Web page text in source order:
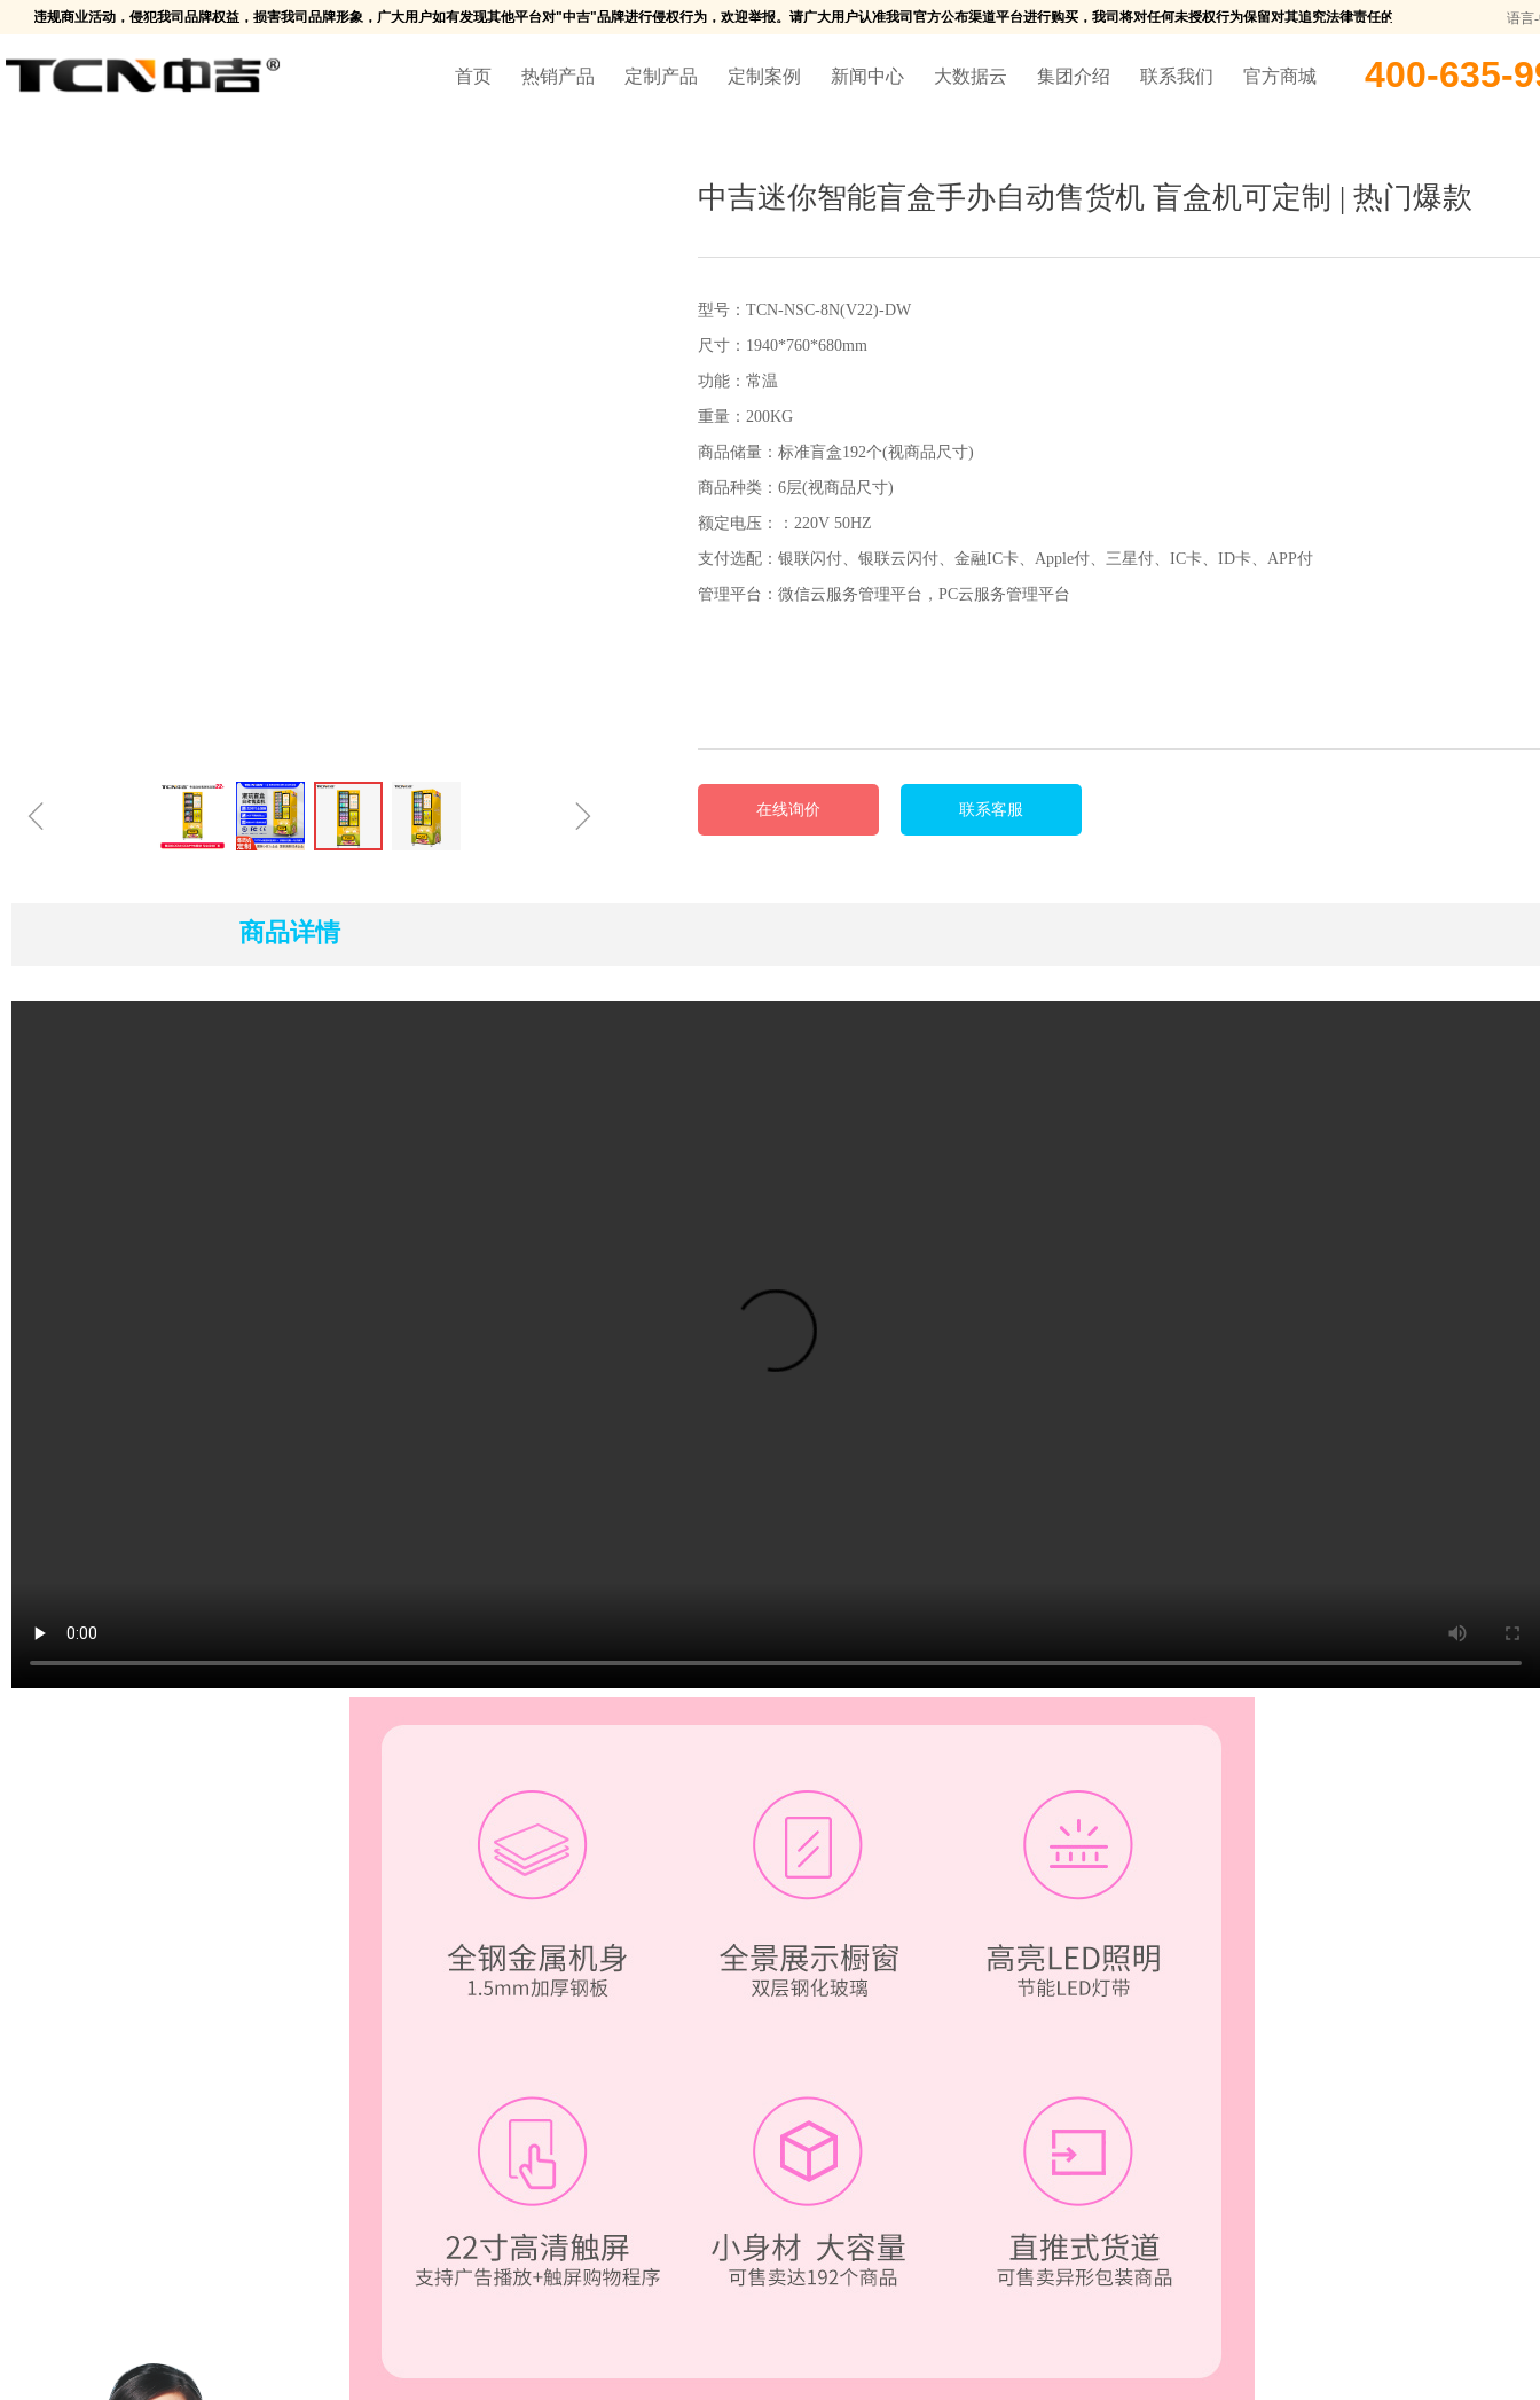
首页 热销产品 定制产品 定制案例 新闻中心 大数据云 集团介绍 联系我们 官方商城
规商业活动，侵犯我司品牌权益，损害我司品牌形象，广大用户如有发现其他平台对"中吉"品牌进行侵权行为，欢迎举报。请广大用户认准我司官方公布渠道平台进行购买，我司将对任何未授权行为保留对其追究法律责任的权利。 中吉自动售货机官
语言
400-635-
中吉迷你智能盲盒手办自动售货机 盲盒机可定制 | 热门爆款
ꁆ ꁇ
型号：TCN-NSC-8N(V22)-DW
尺寸：1940*760*680mm
功能：常温
重量：200KG
商品储量：标准盲盒192个(视商品尺寸)
商品种类：6层(视商品尺寸)
额定电压：：220V 50HZ
支付选配：银联闪付、银联云闪付、金融IC卡、Apple付、三星付、IC卡、ID卡、APP付
管理平台：微信云服务管理平台，PC云服务管理平台
在线询价 联系客服
商品详情